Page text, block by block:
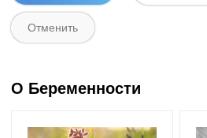
О Беременности